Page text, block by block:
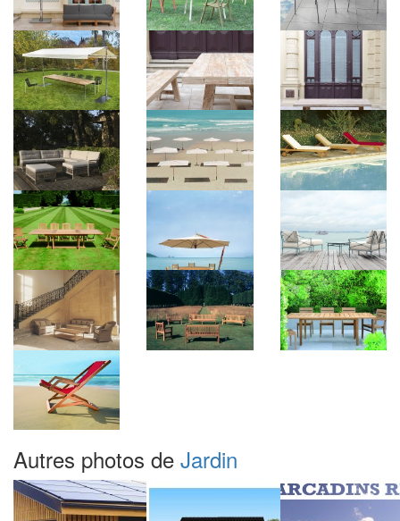
Autres photos de Jardin